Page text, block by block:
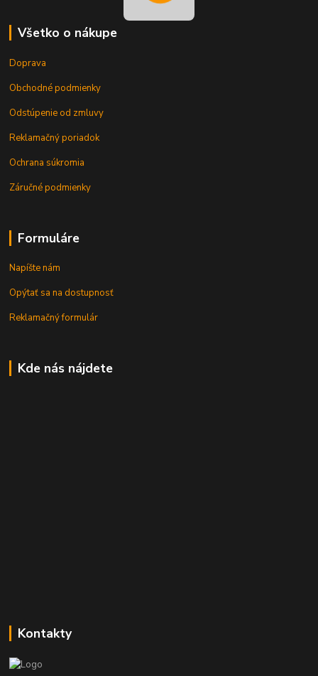
Všetko o nákupe
Doprava
Obchodné podmienky
Odstúpenie od zmluvy
Reklamačný poriadok
Ochrana súkromia
Záručné podmienky
Formuláre
Napíšte nám
Opýtať sa na dostupnosť
Reklamačný formulár
Kde nás nájdete
Kontakty